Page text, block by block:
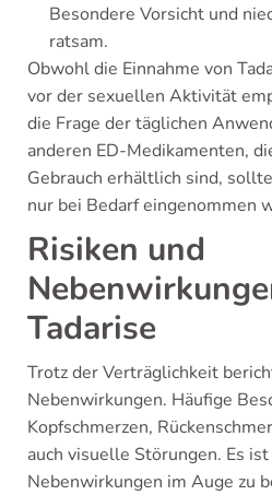
Besondere Vorsicht und
ratsam.
Obwohl die Einnahme von
vor der sexuellen Aktivität
die Frage der täglichen
anderen ED-Medikamenten,
Gebrauch erhältlich sind,
nur bei Bedarf eingenommen
Risiken und
Tadarise
Trotz der Verträglichkeit
Nebenwirkungen. Häufige
Kopfschmerzen,
auch visuelle Störungen. Es
Nebenwirkungen im Auge zu